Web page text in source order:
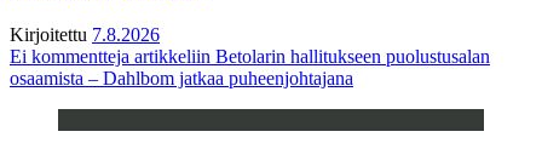
Kirjoitettu 7.8.2026
Ei kommentteja artikkeliin Betolarin hallitukseen puolustusalan
osaamista – Dahlbom jatkaa puheenjohtajana